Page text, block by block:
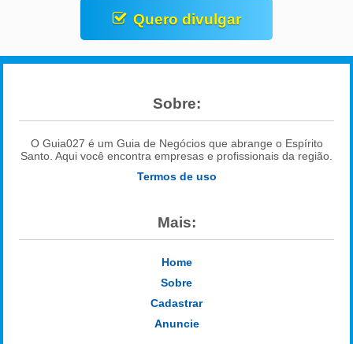
Quero divulgar
Sobre:
O Guia027 é um Guia de Negócios que abrange o Espírito
Santo. Aqui você encontra empresas e profissionais da região.
Termos de uso
Mais:
Home
Sobre
Cadastrar
Anuncie